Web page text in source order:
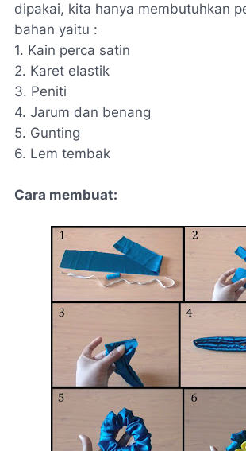
dipakai, kita hanya membutuhkan
bahan yaitu :
1. Kain perca satin
2. Karet elastik
3. Peniti
4. Jarum dan benang
5. Gunting
6. Lem tembak
Cara membuat: